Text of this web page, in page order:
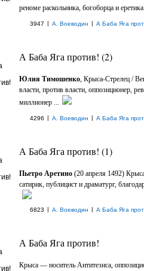
реноме раскольника, богоборца и
3947 | А. Воеводин | А Баба Яга
А Баба Яга против! (2)
Юлия Тимошенко, Крыса-Стрелец /
власти, против власти, оппозиционер,
миллионер ...
4296 | А. Воеводин | А Баба Яга
А Баба Яга против! (1)
Пьетро Аретино (20 апреля 1492)
сатирик, публицист и драматург,
6823 | А. Воеводин | А Баба Яга
А Баба Яга против!
Крыса — носитель Антитезиса,